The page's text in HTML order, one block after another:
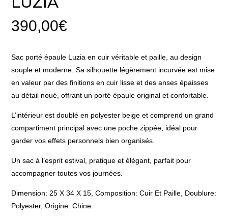
390,00€
Sac porté épaule Luzia en cuir véritable et paille, au design
souple et moderne. Sa silhouette légèrement incurvée est mise
en valeur par des finitions en cuir lisse et des anses épaisses
au détail noué, offrant un porté épaule original et confortable.
L’intérieur est doublé en polyester beige et comprend un grand
compartiment principal avec une poche zippée, idéal pour
garder vos effets personnels bien organisés.
Un sac à l’esprit estival, pratique et élégant, parfait pour
accompagner toutes vos journées.
Dimension: 25 X 34 X 15, Composition: Cuir Et Paille, Doublure:
Polyester, Origine: Chine.